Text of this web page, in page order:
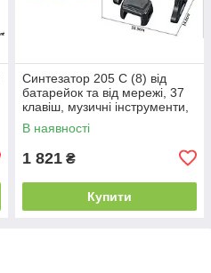
Синтезатор 205 C (8) від
батарейок та від мережі, 37
клавіш, музичні інструменти,
звукові ефекти, регулювання
ритму та гучності,
В наявності
1 821 ₴
Купити